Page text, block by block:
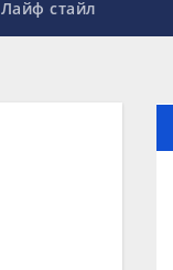
Лайф стайл